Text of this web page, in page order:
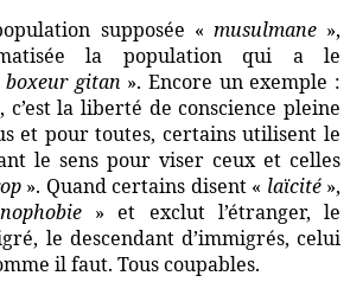
supposée « musulmane»,
la population qui a le
boxeur gitan ».Encore un exemple :
la liberté de conscience pleine
et pour toutes, certains utilisent le
le sens pour viser ceux et celles
». Quand certains disent « laïcité»,
» et exclut l’étranger, le
le descendant d’immigrés, celui
il faut. Tous coupables.